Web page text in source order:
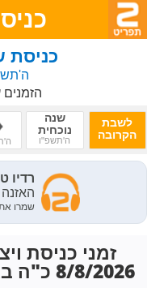
כניסת
הזמנים
לשבת
הקרובה
שנה
נוכחית
ה'תשפ"ו
8/8/2026 כ"ה באב ה'תשפ"ו פרשת ראה